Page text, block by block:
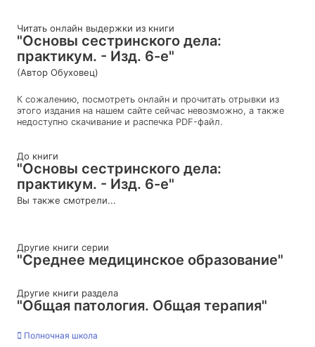
Читать онлайн выдержки из книги
"Основы сестринского дела:
практикум. - Изд. 6-е"
(Автор Обуховец)
К сожалению, посмотреть онлайн и прочитать отрывки из
этого издания на нашем сайте сейчас невозможно, а также
недоступно скачивание и распечка PDF-файл.
До книги
"Основы сестринского дела:
практикум. - Изд. 6-е"
Вы также смотрели...
Другие книги серии
"Среднее медицинское образование"
Другие книги раздела
"Общая патология. Общая терапия"
Полночная школа